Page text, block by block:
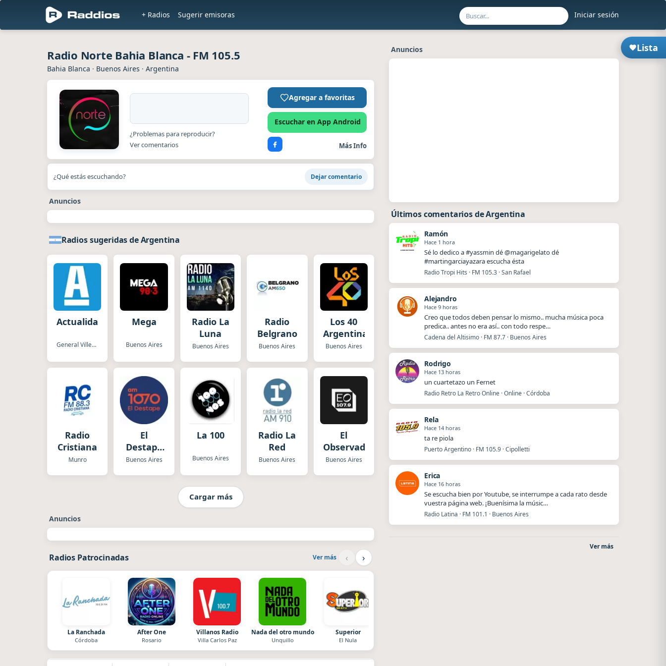
Iniciar sesión
+ Radios Sugerir emisoras
Lista
Radio Norte Bahia Blanca - FM 105.5
Bahia Blanca · Buenos Aires · Argentina
¿Problemas para reproducir?
Ver comentarios
Agregar a favoritas
Escuchar en App Android
Más Info
¿Qué estás escuchando? Dejar comentario
Anuncios
Radios sugeridas de Argentina
Actualidad
General Villegas
Mega
Buenos Aires
Radio La
Luna
Buenos Aires
Radio
Belgrano
Buenos Aires
Los 40
Argentina
Buenos Aires
Radio
Cristiana
Munro
El
Destape
Radio
Buenos Aires
La 100
Buenos Aires
Radio La
Red
Buenos Aires
El
Observador
Buenos Aires
Cargar más
Anuncios
Radios Patrocinadas Ver más ‹ ›
La Ranchada
Córdoba
After One
Rosario
Villanos Radio
Villa Carlos Paz
Nada del otro mundo
Unquillo
Superior
El Nula
Anuncios
Últimos comentarios de Argentina
Ramón
Hace 1 hora
Sé lo dedico a #yassmin dé @magarigelato dé
#martingarciayazara escucha ésta
Radio Tropi Hits · FM 105.3 · San Rafael
Alejandro
Hace 9 horas
Creo que todos deben pensar lo mismo.. mucha música poca
predica.. antes no era así.. con todo respe…
Cadena del Altisimo · FM 87.7 · Buenos Aires
Rodrigo
Hace 13 horas
un cuartetazo un Fernet
Radio Retro La Retro Online · Online · Córdoba
Rela
Hace 14 horas
ta re piola
Puerto Argentino · FM 105.9 · Cipolletti
Erica
Hace 16 horas
Se escucha bien por Youtube, se interrumpe a cada rato desde
vuestra página web. ¡Buenísima la músic…
Radio Latina · FM 101.1 · Buenos Aires
Ver más